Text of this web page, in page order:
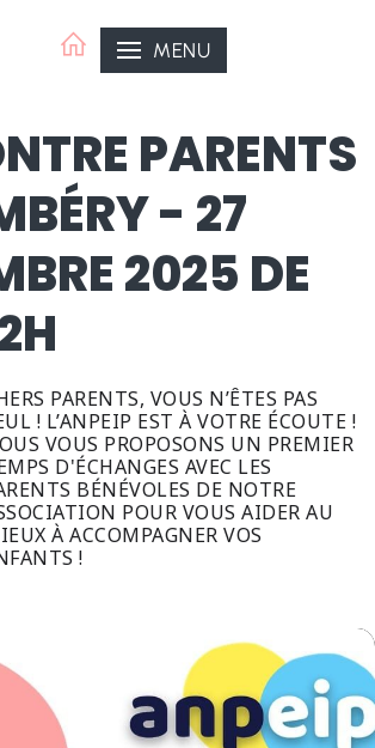
MENU
PARENTS
- 27
2025 DE
PARENTS, VOUS N’ÊTES PAS
! L’ANPEIP EST À VOTRE ÉCOUTE !
VOUS PROPOSONS UN PREMIER
D'ÉCHANGES AVEC LES
BÉNÉVOLES DE NOTRE
POUR VOUS AIDER AU
À ACCOMPAGNER VOS
!